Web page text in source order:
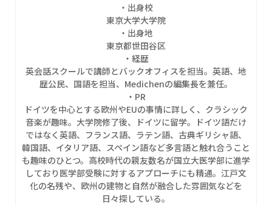
・出身校
東京大学大学院
・出身地
東京都世田谷区
・経歴
英会話スクールで講師とバックオフィスを担当。英語、地
歴公民、国語を担当、Medichenの編集長を兼任。
・PR
ドイツを中心とする欧州やEUの事情に詳しく、クラシック
音楽が趣味。大学院修了後、ドイツに留学。ドイツ語だけ
ではなく英語、フランス語、ラテン語、古典ギリシャ語、
韓国語、イタリア語、スペイン語など多言語と触れ合うこと
も趣味のひとつ。高校時代の親友数名が国立大医学部に進学
しており医学部受験に対するアプローチにも精通。江戸文
化の名残や、欧州の建物と自然が融合した雰囲気などを
日々探している。